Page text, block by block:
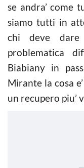
se andra’ come
siamo tutti in
chi deve dare
problematica
Biabiany in
Mirante la cosa
un recupero piu’